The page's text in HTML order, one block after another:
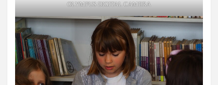
OLYMPUS DIGITAL CAMERA